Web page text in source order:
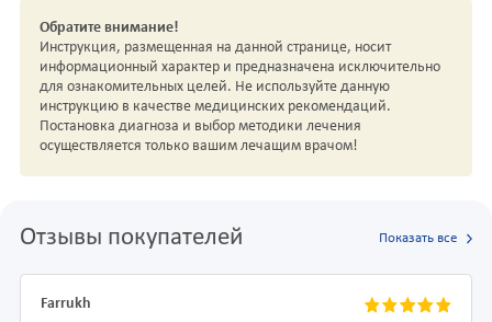
Обратите внимание!
Инструкция, размещенная на данной странице, носит
информационный характер и предназначена исключительно
для ознакомительных целей. Не используйте данную
инструкцию в качестве медицинских рекомендаций.
Постановка диагноза и выбор методики лечения
осуществляется только вашим лечащим врачом!
Отзывы покупателей Показать все
Farrukh